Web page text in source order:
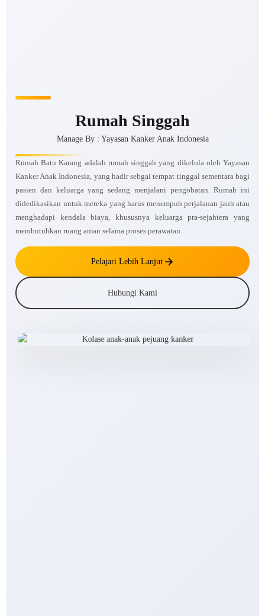
Rumah Singgah
Manage By : Yayasan Kanker Anak Indonesia
Rumah Batu Karang adalah rumah singgah yang dikelola oleh Yayasan
Kanker Anak Indonesia, yang hadir sebgai tempat tinggal sementara bagi
pasien dan keluarga yang sedang menjalani pengobatan. Rumah ini
didedikasikan untuk mereka yang harus menempuh perjalanan jauh atau
menghadapi kendala biaya, khususnya keluarga pra-sejahtera yang
membutuhkan ruang aman selama proses perawatan.
Pelajari Lebih Lanjut
Hubungi Kami